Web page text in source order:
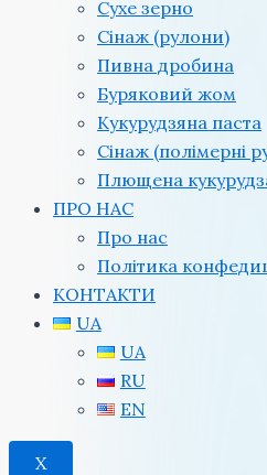
Сухе зерно
Сінаж (рулони)
Пивна дробина
Буряковий жом
Кукурудзяна паста
Сінаж (полімерні
Плющена
ПРО НАС
Про нас
Політика
КОНТАКТИ
UA
UA
RU
EN
X